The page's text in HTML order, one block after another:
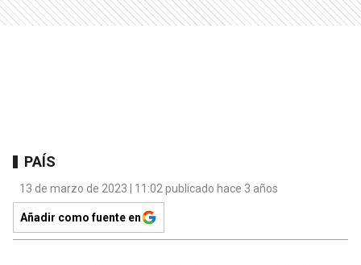
PAÍS
13 de marzo de 2023 | 11:02 publicado hace 3 años
Añadir como fuente en